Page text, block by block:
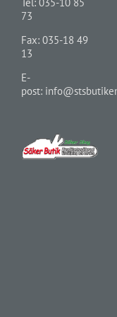
73
Fax: 035-18 49
13
E-
post: